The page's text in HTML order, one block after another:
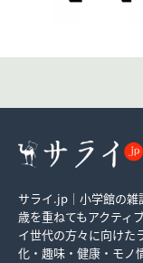
サライ.jp｜小学館の雑
歳を重ねてもアクティ
イ世代の方々に向けた
化・趣味・健康・モノ